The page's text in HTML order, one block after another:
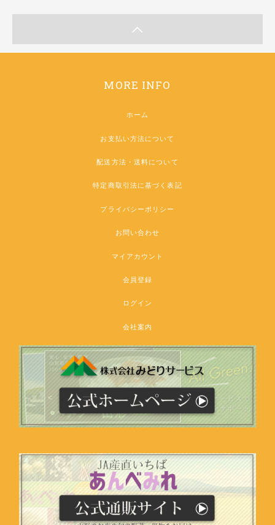
MORE INFO
ホーム
お支払い方法について
配送方法・送料について
特定商取引法に基づく表記
プライバシーポリシー
お問い合わせ
マイアカウント
会員登録
ログイン
会社案内